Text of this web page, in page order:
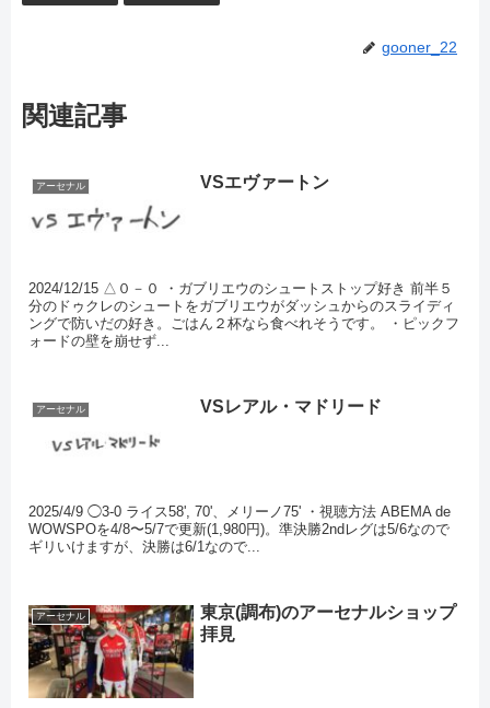
gooner_22
関連記事
アーセナル VSエヴァートン
2024/12/15 △０－０ ・ガブリエウのシュートストップ好き 前半５
分のドゥクレのシュートをガブリエウがダッシュからのスライディ
ングで防いだの好き。ごはん２杯なら食べれそうです。 ・ピックフ
ォードの壁を崩せず...
アーセナル VSレアル・マドリード
2025/4/9 ◯3-0 ライス58', 70'、メリーノ75' ・視聴方法 ABEMA de
WOWSPOを4/8〜5/7で更新(1,980円)。準決勝2ndレグは5/6なので
ギリいけますが、決勝は6/1なので...
アーセナル
東京(調布)のアーセナルショップ
拝見